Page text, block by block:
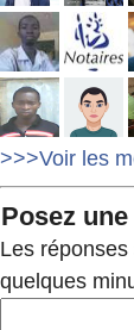
>>>Voir les
Posez
Les
quelques